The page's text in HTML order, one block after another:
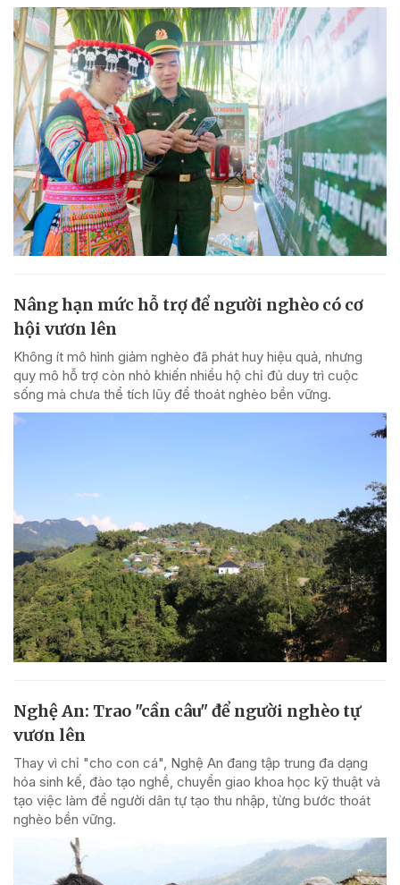
Nâng hạn mức hỗ trợ để người nghèo có cơ
hội vươn lên
Không ít mô hình giảm nghèo đã phát huy hiệu quả, nhưng
quy mô hỗ trợ còn nhỏ khiến nhiều hộ chỉ đủ duy trì cuộc
sống mà chưa thể tích lũy để thoát nghèo bền vững.
Nghệ An: Trao "cần câu" để người nghèo tự
vươn lên
Thay vì chỉ "cho con cá", Nghệ An đang tập trung đa dạng
hóa sinh kế, đào tạo nghề, chuyển giao khoa học kỹ thuật và
tạo việc làm để người dân tự tạo thu nhập, từng bước thoát
nghèo bền vững.